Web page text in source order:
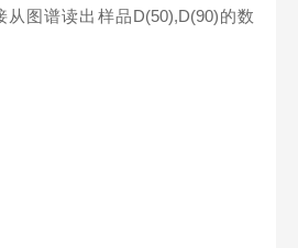
图谱读出样品D(50),D(90)的数